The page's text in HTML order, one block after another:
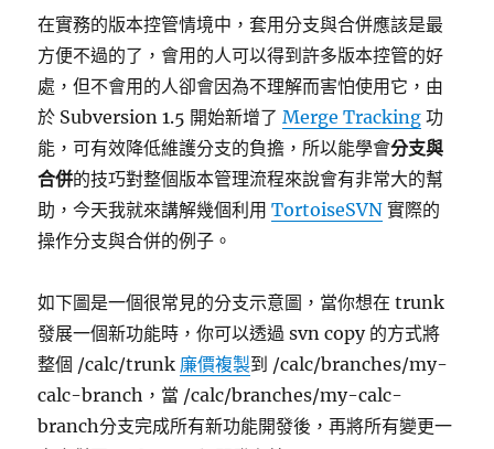
在實務的版本控管情境中，套用分支與合併應該是最
方便不過的了，會用的人可以得到許多版本控管的好
處，但不會用的人卻會因為不理解而害怕使用它，由
於 Subversion 1.5 開始新增了Merge Tracking 功
能，可有效降低維護分支的負擔，所以能學會分支與
合併的技巧對整個版本管理流程來說會有非常大的幫
助，今天我就來講解幾個利用TortoiseSVN 實際的
操作分支與合併的例子。
如下圖是一個很常見的分支示意圖，當你想在 trunk
發展一個新功能時，你可以透過 svn copy 的方式將
整個 /calc/trunk 廉價複製到 /calc/branches/my-
calc-branch，當 /calc/branches/my-calc-
branch分支完成所有新功能開發後，再將所有變更一